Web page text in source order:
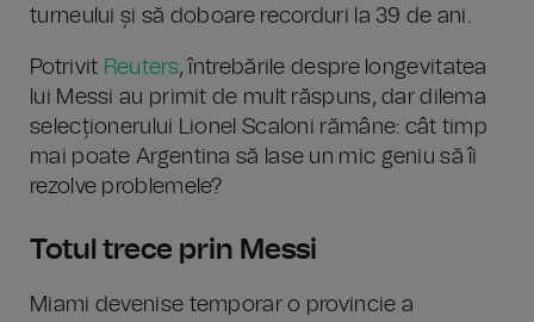
turneului și să doboare recorduri la 39 de ani.
Potrivit Reuters, întrebările despre longevitatea
lui Messi au primit de mult răspuns, dar dilema
selecționerului Lionel Scaloni rămâne: cât timp
mai poate Argentina să lase un mic geniu să îi
rezolve problemele?
Totul trece prin Messi
Miami devenise temporar o provincie a